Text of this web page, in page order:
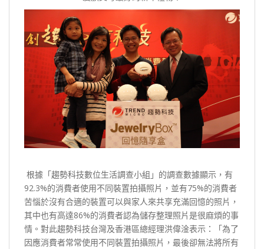
根據「趨勢科技數位生活調查小組」的調查數據顯示，有
92.3%的消費者使用不同裝置拍攝照片，並有75%的消費者
苦惱於沒有合適的裝置可以與家人來共享充滿回憶的照片，
其中也有高達86%的消費者認為儲存整理照片是很麻煩的事
情。對此趨勢科技台灣及香港區總經理洪偉淦表示：「為了
因應消費者常常使用不同裝置拍攝照片，最後卻無法將所有